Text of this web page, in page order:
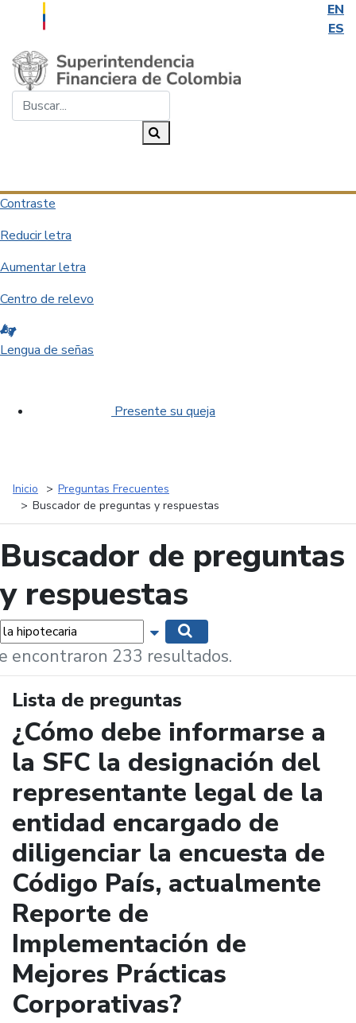
EN
ES
Saltar al contenido principal
Contraste
Reducir letra
Aumentar letra
Centro de relevo
Lengua de señas
Presente su queja
Inicio
Preguntas Frecuentes
Buscador de preguntas y respuestas
Buscador de preguntas
y respuestas
Mostrar opciones de búsqueda
encontraron 233 resultados.
Lista de preguntas
¿Cómo debe informarse a
la SFC la designación del
representante legal de la
entidad encargado de
diligenciar la encuesta de
Código País, actualmente
Reporte de
Implementación de
Mejores Prácticas
Corporativas?